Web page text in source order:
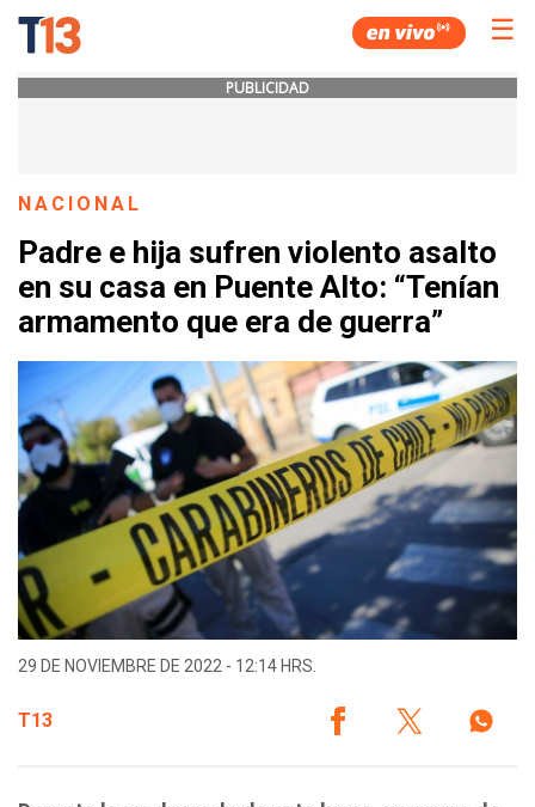
☰
PUBLICIDAD
NACIONAL
Padre e hija sufren violento asalto
en su casa en Puente Alto: “Tenían
armamento que era de guerra”
29 DE NOVIEMBRE DE 2022 - 12:14 HRS.
T13